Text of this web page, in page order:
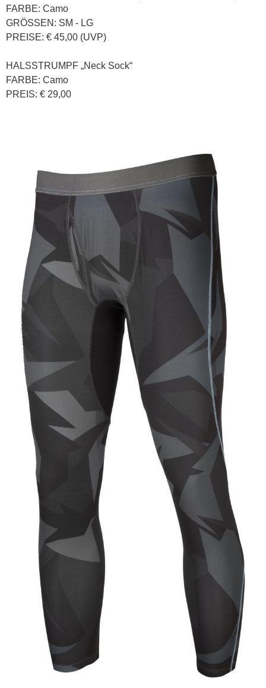
FARBE: Camo
GRÖSSEN: SM - LG
PREISE: € 45,00 (UVP)
HALSSTRUMPF „Neck Sock“
FARBE: Camo
PREIS: € 29,00